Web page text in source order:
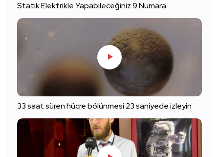
Statik Elektrikle Yapabileceğiniz 9 Numara
33 saat süren hücre bölünmesi 23 saniyede izleyin